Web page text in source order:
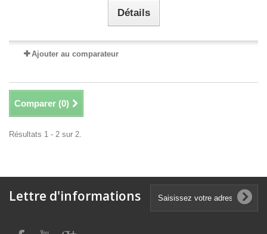
Détails
Ajouter au comparateur
Comparer (0)
Résultats 1 - 2 sur 2.
Lettre d'informations